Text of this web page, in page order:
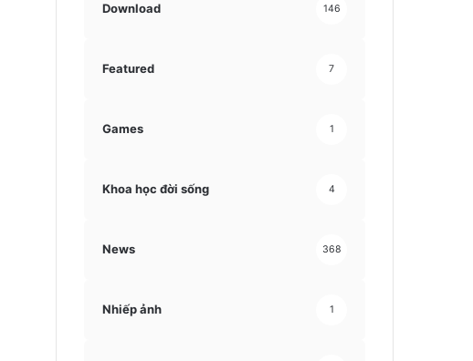
Download 146
Featured 7
Games 1
Khoa học đời sống 4
News 368
Nhiếp ảnh 1